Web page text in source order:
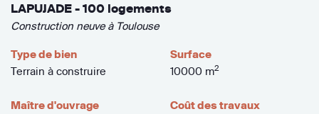
LAPUJADE - 100 logements
Construction neuve à Toulouse
Type de bien
Terrain à construire
Surface
10000 m2
Maître d'ouvrage
Coût des travaux